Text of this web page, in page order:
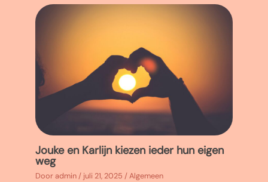
Jouke en Karlijn kiezen ieder hun eigen
weg
Dooradmin / juli 21, 2025 /Algemeen